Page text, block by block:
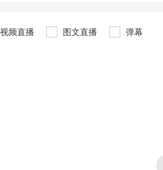
视频直播 图文直播 弹幕